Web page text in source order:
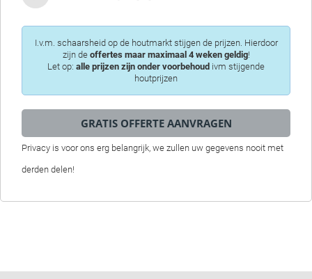
I.v.m. schaarsheid op de houtmarkt stijgen de prijzen. Hierdoor
zijn de offertes maar maximaal 4 weken geldig!
Let op: alle prijzen zijn onder voorbehoud ivm stijgende
houtprijzen
Privacy is voor ons erg belangrijk, we zullen uw gegevens nooit met
derden delen!